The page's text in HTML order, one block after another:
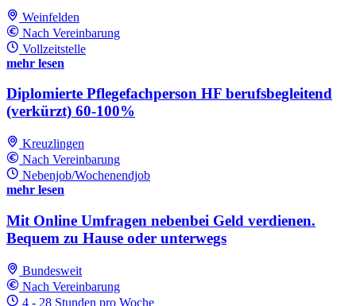
Weinfelden
Nach Vereinbarung
Vollzeitstelle
mehr lesen
Diplomierte Pflegefachperson HF berufsbegleitend
(verkürzt) 60-100%
Kreuzlingen
Nach Vereinbarung
Nebenjob/Wochenendjob
mehr lesen
Mit Online Umfragen nebenbei Geld verdienen.
Bequem zu Hause oder unterwegs
Bundesweit
Nach Vereinbarung
4 - 28 Stunden pro Woche